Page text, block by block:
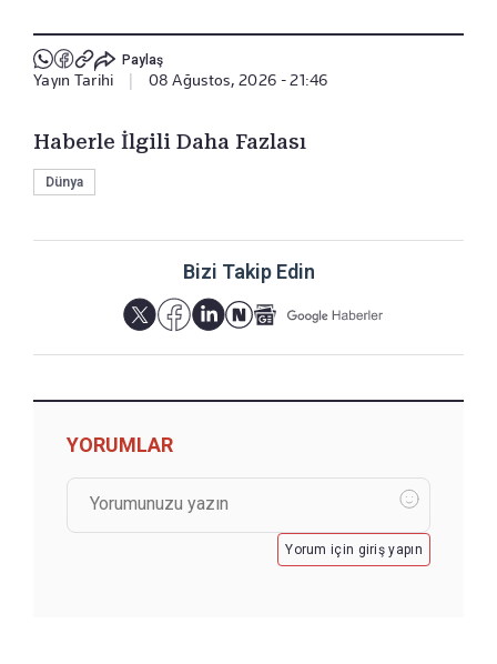
Paylaş
Yayın Tarihi | 08 Ağustos, 2026 - 21:46
Haberle İlgili Daha Fazlası
Dünya
Bizi Takip Edin
YORUMLAR
Yorum için giriş yapın